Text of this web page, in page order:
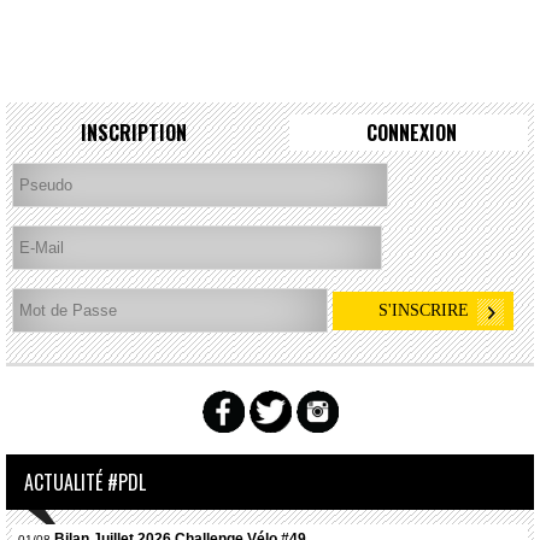
INSCRIPTION CONNEXION
ACTUALITÉ #PDL